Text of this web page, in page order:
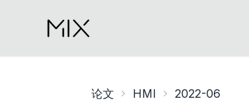
论文 HMI 2022-06